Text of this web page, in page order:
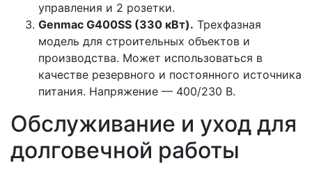
управления и 2 розетки.
Genmac G400SS (330 кВт). Трехфазная
модель для строительных объектов и
производства. Может использоваться в
качестве резервного и постоянного источника
питания. Напряжение — 400/230 В.
Обслуживание и уход для
долговечной работы